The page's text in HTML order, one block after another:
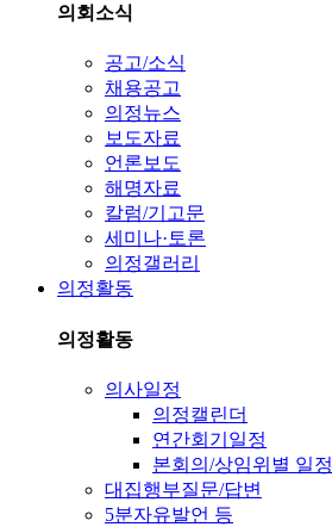
의회소식
공고/소식
채용공고
의정뉴스
보도자료
언론보도
해명자료
칼럼/기고문
세미나·토론
의정갤러리
의정활동
의정활동
의사일정
의정캘린더
연간회기일정
본회의/상임위별 일정
대집행부질문/답변
5분자유발언 등